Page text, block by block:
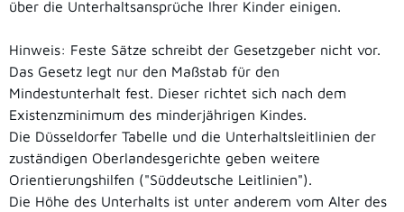
über die Unterhaltsansprüche Ihrer Kinder einigen.
Hinweis: Feste Sätze schreibt der Gesetzgeber nicht vor.
Das Gesetz legt nur den Maßstab für den
Mindestunterhalt fest. Dieser richtet sich nach dem
Existenzminimum des minderjährigen Kindes.
Die Düsseldorfer Tabelle und die Unterhaltsleitlinien der
zuständigen Oberlandesgerichte geben weitere
Orientierungshilfen ("Süddeutsche Leitlinien").
Die Höhe des Unterhalts ist unter anderem vom Alter des